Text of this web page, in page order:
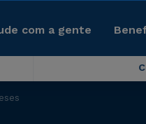
com a gente